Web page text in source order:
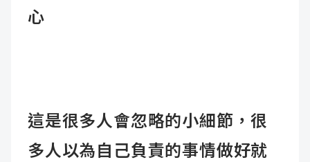
心
這是很多人會忽略的小細節，很
多人以為自己負責的事情做好就